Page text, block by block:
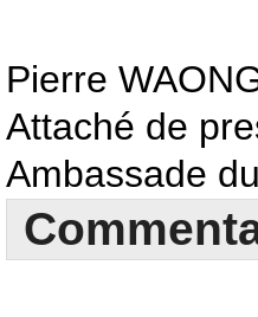
Pierre
Attaché de
Ambassade